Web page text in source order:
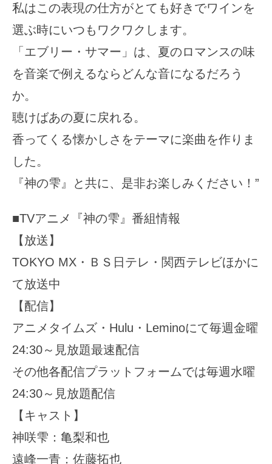
私はこの表現の仕方がとても好きでワインを
選ぶ時にいつもワクワクします。
「エブリー・サマー」は、夏のロマンスの味
を音楽で例えるならどんな音になるだろう
か。
聴けばあの夏に戻れる。
香ってくる懐かしさをテーマに楽曲を作りま
した。
『神の雫』と共に、是非お楽しみください！”
■TVアニメ『神の雫』番組情報
【放送】
TOKYO MX・ＢＳ日テレ・関西テレビほかに
て放送中
【配信】
アニメタイムズ・Hulu・Leminoにて毎週金曜
24:30～見放題最速配信
その他各配信プラットフォームでは毎週水曜
24:30～見放題配信
【キャスト】
神咲雫：亀梨和也
遠峰一青：佐藤拓也